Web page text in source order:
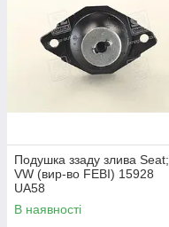
Подушка ззаду злива Seat;
VW (вир-во FEBI) 15928
UA58
В наявності